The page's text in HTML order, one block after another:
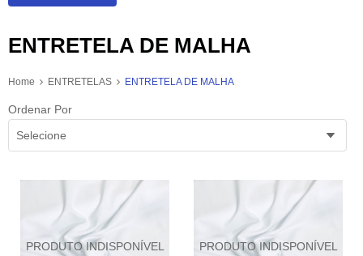
ENTRETELA DE MALHA
Home ENTRETELAS ENTRETELA DE MALHA
Ordenar Por
Selecione